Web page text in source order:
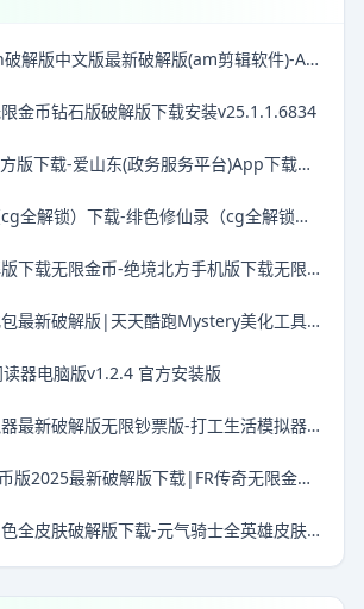
AlightMotion破解版中文版最新破解版(am剪辑软件)-AlightMotion中文版下载破解版v5.0.272.1028368
金币钻石版破解版下载安装v25.1.1.6834
爱山东App官方版下载-爱山东(政务服务平台)App下载安装 v5.1.0安卓版
绯色修仙录（cg全解锁）下载-绯色修仙录（cg全解锁）安卓下载
北方绝境破解版下载无限金币-绝境北方手机版下载无限金币v2.00.20无限兵力版
天天酷跑美化包最新破解版|天天酷跑Mystery美化工具 V666.0 免费版下载
器电脑版v1.2.4 官方安装版
打工生活模拟器最新破解版无限钞票版-打工生活模拟器破解版2025最新破解版本下载v2.0.67破解版下载无限钱免广告2025
fr传奇无限金币版2025最新破解版下载|FR传奇无限金币版最新破解版2025 V0.3.6 安卓版下载
元气骑士全角色全皮肤破解版下载-元气骑士全英雄皮肤解锁版最新破解版下载 v7.1.0安卓版